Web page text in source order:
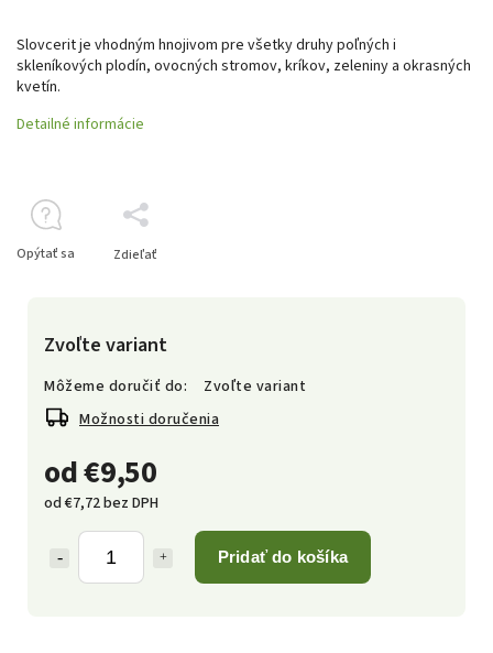
od€9,50
od€7,72bez DPH
Pridať do košíka
Zvoľte variant
Môžeme doručiť do:
Zvoľte variant
Možnosti doručenia
Slovcerit je vhodným hnojivom pre všetky druhy poľných i
skleníkových plodín, ovocných stromov, kríkov, zeleniny a okrasných
kvetín.
Detailné informácie
Opýtať sa Zdieľať